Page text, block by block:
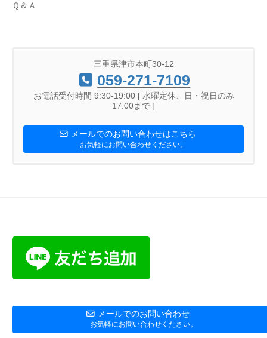
Ｑ＆Ａ
三重県津市本町30-12
059-271-7109
お電話受付時間 9:30-19:00 [ 水曜定休、日・祝日のみ
17:00まで ]
メールでのお問い合わせはこちら
お気軽にお問い合わせください。
メールでのお問い合わせ
お気軽にお問い合わせください。